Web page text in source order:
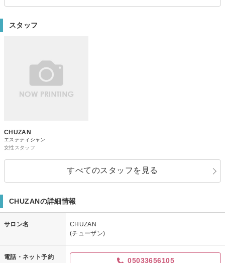
スタッフ
CHUZAN
エステティシャン
女性スタッフ
すべてのスタッフを見る
CHUZANの詳細情報
サロン名
CHUZAN
(チューザン)
電話・ネット予約 05033656105